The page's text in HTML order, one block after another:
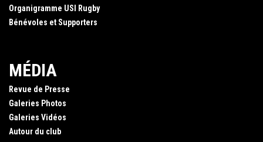
Organigramme USI Rugby
Bénévoles et Supporters
MÉDIA
Revue de Presse
Galeries Photos
Galeries Vidéos
Autour du club